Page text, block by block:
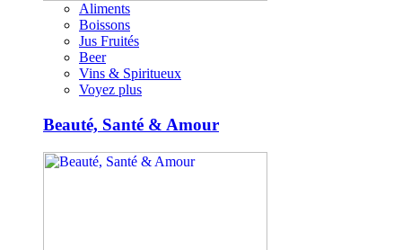
Aliments
Boissons
Jus Fruités
Beer
Vins & Spiritueux
Voyez plus
Beauté, Santé & Amour